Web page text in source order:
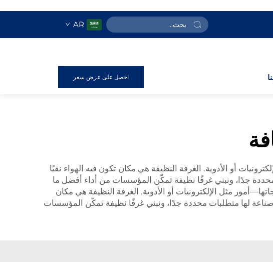
AR
احصل على عرض سعر
أو الأدوية. الغرفة النظيفة هي مكان تكون فيه الهواء نقيًا
جدًا، ونبني غرفًا نظيفة تمكّن المؤسسات من أداء أفضل ما
مثل الإلكترونيات أو الأدوية. الغرفة النظيفة هي مكان
لها متطلبات محددة جدًا، ونبني غرفًا نظيفة تمكّن المؤسسات